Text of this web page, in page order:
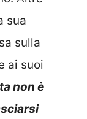
sua
sulla
ai suoi
non è